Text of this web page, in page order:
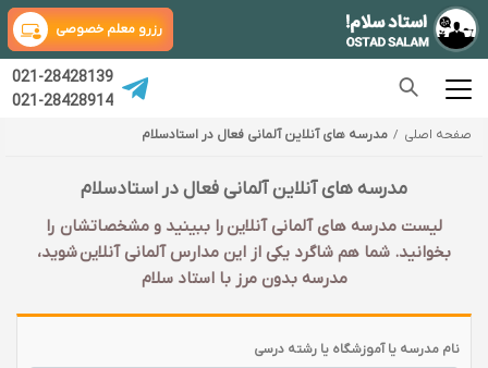
رزرو معلم خصوصی
021-28428139
021-28428914
صفحه اصلی مدرسه های آنلاین آلمانی فعال در استادسلام
مدرسه های آنلاین آلمانی فعال در استادسلام
لیست مدرسه های آلمانی آنلاین را ببینید و مشخصاتشان را
بخوانید. شما هم شاگرد یکی از این مدارس آلمانی آنلاین شوید،
مدرسه بدون مرز با استاد سلام
نام مدرسه یا آموزشگاه یا رشته درسی